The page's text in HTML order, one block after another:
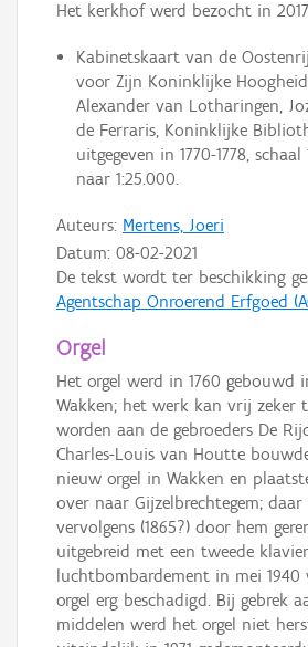
Het kerkhof werd bezocht in
Kabinetskaart van de
voor Zijn Koninklijke
Alexander van Lotharingen,
de Ferraris, Koninklijke
uitgegeven in 1770-1778, schaal
naar 1:25.000.
Auteurs: Mertens, Joeri
Datum: 08-02-2021
De tekst wordt ter beschikking
Agentschap Onroerend Erfgoed
Orgel
Het orgel werd in 1760 gebouwd
Wakken; het werk kan vrij zeker
worden aan de gebroeders De
Charles-Louis van Houtte
nieuw orgel in Wakken en
over naar Gijzelbrechtegem;
vervolgens (1865?) door hem
uitgebreid met een tweede
luchtbombardement in mei 1940
orgel erg beschadigd. Bij gebrek
middelen werd het orgel niet